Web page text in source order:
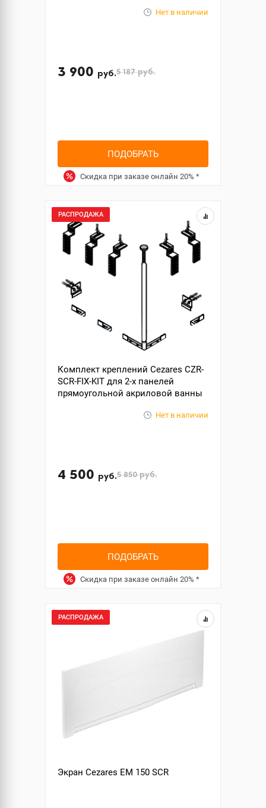
Нет в наличии
3 900 руб.5 187руб.
ПОДОБРАТЬ
Скидка при заказе онлайн 20% *
РАСПРОДАЖА
Комплект креплений Cezares CZR-
SCR-FIX-KIT для 2-х панелей
прямоугольной акриловой ванны
Нет в наличии
4 500 руб.5 850руб.
ПОДОБРАТЬ
Скидка при заказе онлайн 20% *
РАСПРОДАЖА
Экран Cezares EM 150 SCR